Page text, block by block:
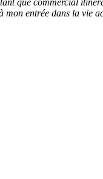
que commercial
mon entrée dans la vie